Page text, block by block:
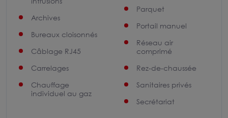
Archives
Bureaux cloisonnés
Câblage RJ45
Carrelages
Chauffage
individuel au gaz
Parquet
Portail manuel
Réseau air
comprimé
Rez-de-chaussée
Sanitaires privés
Secrétariat